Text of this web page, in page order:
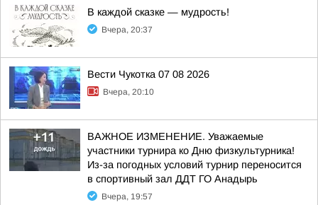
В каждой сказке — мудрость!
Вчера, 20:37
Вести Чукотка 07 08 2026
Вчера, 20:10
ВАЖНОЕ ИЗМЕНЕНИЕ. Уважаемые
участники турнира ко Дню физкультурника!
Из-за погодных условий турнир переносится
в спортивный зал ДДТ ГО Анадырь
Вчера, 19:57